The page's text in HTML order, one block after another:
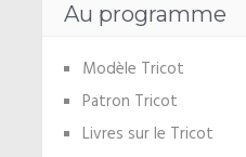
Au programme
Modèle Tricot
Patron Tricot
Livres sur le Tricot